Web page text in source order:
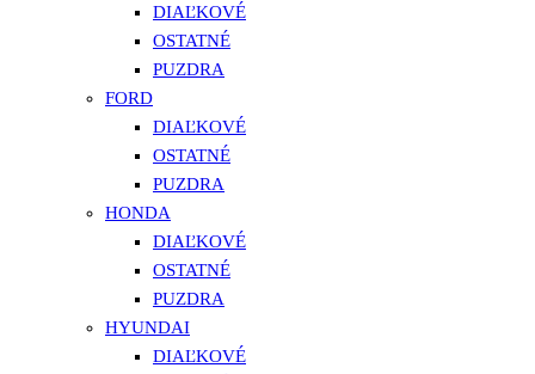
DIAĽKOVÉ
OSTATNÉ
PUZDRA
FORD
DIAĽKOVÉ
OSTATNÉ
PUZDRA
HONDA
DIAĽKOVÉ
OSTATNÉ
PUZDRA
HYUNDAI
DIAĽKOVÉ